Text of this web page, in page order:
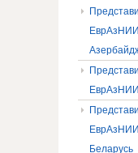
Беларусь